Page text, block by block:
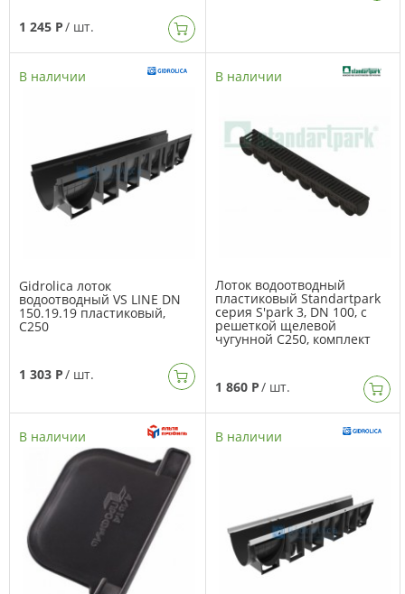
1 245 Р/ шт.
В наличии
Gidrolica лоток
водоотводный VS LINE DN
150.19.19 пластиковый,
C250
1 303 Р/ шт.
В наличии
Лоток водоотводный
пластиковый Standartpark
серия S'park 3, DN 100, с
решеткой щелевой
чугунной С250, комплект
1 860 Р/ шт.
В наличии В наличии